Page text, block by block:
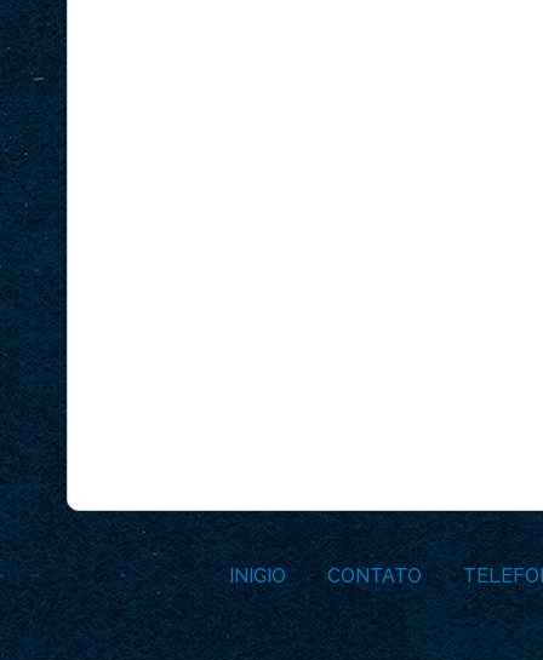
INICIO CONTATO